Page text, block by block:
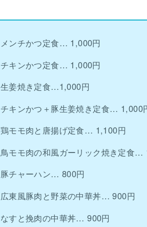
メンチかつ定食… 1,000円
チキンかつ定食… 1,000円
生姜焼き定食…1,000円
チキンかつ＋豚生姜焼き定食… 1,000
鶏モモ肉と唐揚げ定食… 1,100円
鳥モモ肉の和風ガーリック焼き定食…
豚チャーハン… 800円
広東風豚肉と野菜の中華丼… 900円
なすと挽肉の中華丼… 900円